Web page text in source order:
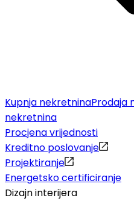
Kupnja nekretninaProdaja
nekretnina
Procjena vrijednosti
Kreditno poslovanje
Projektiranje
Energetsko certificiranje
Dizajn interijera